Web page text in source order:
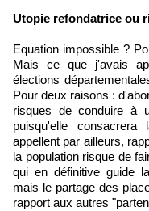
Utopie refondatrice ou
Equation impossible ?
Mais ce que j'avais
élections
Pour deux raisons :
risques de conduire à
puisqu'elle
appellent par ailleurs,
la population risque de
qui en définitive guide
mais le partage des
rapport aux autres